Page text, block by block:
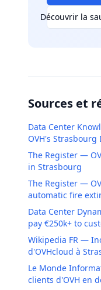
Découvrir la
Sources et
Data Center
OVH's Strasbourg
The Register —
in Strasbourg
The Register —
automatic fire
Data Center
pay €250k+ to
Wikipedia FR —
d'OVHcloud à
Le Monde
clients d'OVH en